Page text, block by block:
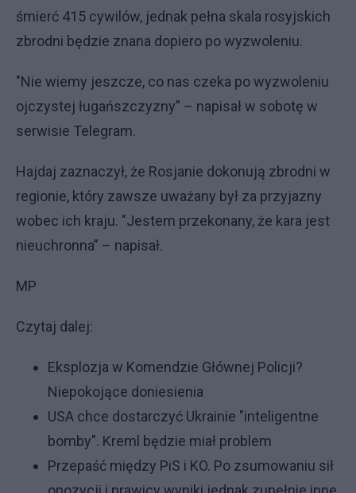
śmierć 415 cywilów, jednak pełna skala rosyjskich
zbrodni będzie znana dopiero po wyzwoleniu.
"Nie wiemy jeszcze, co nas czeka po wyzwoleniu
ojczystej ługańszczyzny” – napisał w sobotę w
serwisie Telegram.
Hajdaj zaznaczył, że Rosjanie dokonują zbrodni w
regionie, który zawsze uważany był za przyjazny
wobec ich kraju. "Jestem przekonany, że kara jest
nieuchronna” – napisał.
MP
Czytaj dalej:
Eksplozja w Komendzie Głównej Policji?
Niepokojące doniesienia
USA chce dostarczyć Ukrainie "inteligentne
bomby". Kreml będzie miał problem
Przepaść między PiS i KO. Po zsumowaniu sił